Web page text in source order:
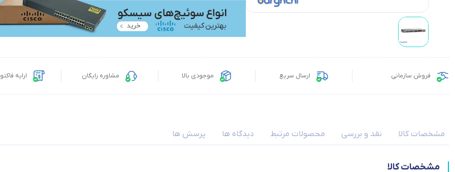
فروش سازمانی ارسال سریع موجودی بالا مشاوره رایگان ارایه
مشخصات کالا نقد و بررسی محصولات مرتبط دیدگاه ها پرسش ها
مشخصات کالا